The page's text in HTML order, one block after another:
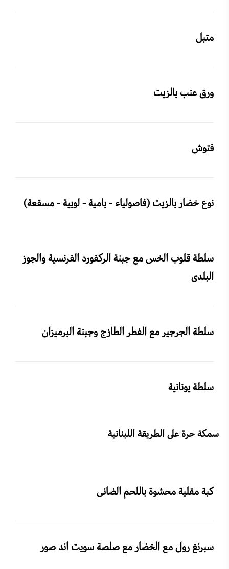
متبل
ورق عنب بالزيت
فتوش
نوع خضار بالزيت (فاصولياء - بامية - لوبية - مسقعة)
سلطة قلوب الخس مع جبنة الركفورد الفرنسية والجوز
البلدى
سلطة الجرجير مع الفطر الطازج وجبنة البرميزان
سلطة يونانية
سمكة حرة على الطريقة اللبنانية
كبة مقلية محشوة باللحم الضانى
سبرنغ رول مع الخضار مع صلصة سويت اند صور